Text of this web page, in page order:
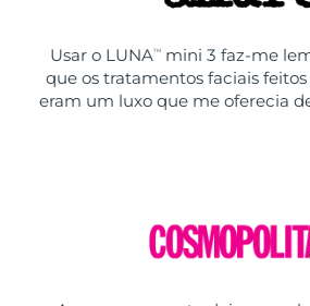
Usar o LUNATM
mini 3 faz-me
que os tratamentos faciais
eram um luxo que me oferecia